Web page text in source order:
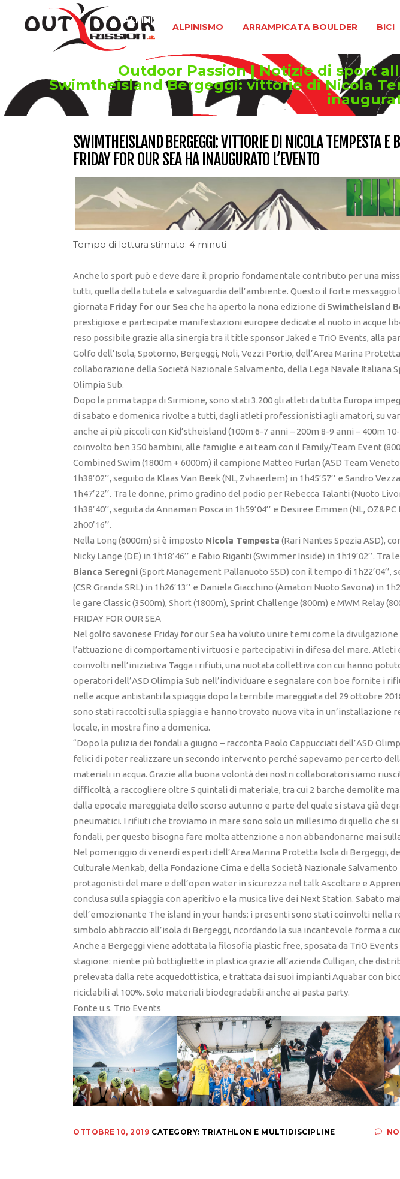
ALPINISMO ARRAMPICATA BOULDER BICI
ALPINISMO
Outdoor Passion | Notizie di sport
Swimtheisland Bergeggi: vittorie di Nicola
SWIMTHEISLAND BERGEGGI: VITTORIE DI NICOLA TEMPESTA E
FRIDAY FOR OUR SEA HA INAUGURATO L’EVENTO
Tempo di lettura stimato: 4 minuti
Anche lo sport può e deve dare il proprio fondamentale contributo per una
tutti, quella della tutela e salvaguardia dell’ambiente. Questo il forte messaggio
giornata Friday for our Sea che ha aperto la nona edizione di Swimtheisland
prestigiose e partecipate manifestazioni europee dedicate al nuoto in acque
reso possibile grazie alla sinergia tra il title sponsor Jaked e TriO Events, alla
Golfo dell’Isola, Spotorno, Bergeggi, Noli, Vezzi Portio, dell’Area Marina
collaborazione della Società Nazionale Salvamento, della Lega Navale Italiana
Olimpia Sub.
Dopo la prima tappa di Sirmione, sono stati 3.200 gli atleti da tutta Europa
di sabato e domenica rivolte a tutti, dagli atleti professionisti agli amatori, su
anche ai più piccoli con Kid’stheisland (100m 6-7 anni – 200m 8-9 anni – 400m
coinvolto ben 350 bambini, alle famiglie e ai team con il Family/Team Event
Combined Swim (1800m + 6000m) il campione Matteo Furlan (ASD Team
1h38’02’’, seguito da Klaas Van Beek (NL, Zvhaerlem) in 1h45’57’’ e Sandro
1h47’22’’. Tra le donne, primo gradino del podio per Rebecca Talanti (Nuoto
1h38’40’’, seguita da Annamari Posca in 1h59’04’’ e Desiree Emmen (NL,
2h00’16’’.
Nella Long (6000m) si è imposto Nicola Tempesta (Rari Nantes Spezia ASD),
Nicky Lange (DE) in 1h18’46’’ e Fabio Riganti (Swimmer Inside) in 1h19’02’’. Tra
Bianca Seregni(Sport Management Pallanuoto SSD) con il tempo di 1h22’04’’,
(CSR Granda SRL) in 1h26’13’’ e Daniela Giacchino (Amatori Nuoto Savona) in
le gare Classic (3500m), Short (1800m), Sprint Challenge (800m) e MWM Relay
FRIDAY FOR OUR SEA
Nel golfo savonese Friday for our Sea ha voluto unire temi come la
l’attuazione di comportamenti virtuosi e partecipativi in difesa del mare. Atleti
coinvolti nell’iniziativa Tagga i rifiuti, una nuotata collettiva con cui hanno
operatori dell’ASD Olimpia Sub nell’individuare e segnalare con boe fornite i
nelle acque antistanti la spiaggia dopo la terribile mareggiata del 29 ottobre
sono stati raccolti sulla spiaggia e hanno trovato nuova vita in un’installazione
locale, in mostra fino a domenica.
“Dopo la pulizia dei fondali a giugno – racconta Paolo Cappucciati dell’ASD
felici di poter realizzare un secondo intervento perché sapevamo per certo
materiali in acqua. Grazie alla buona volontà dei nostri collaboratori siamo
difficoltà, a raccogliere oltre 5 quintali di materiale, tra cui 2 barche demolite
dalla epocale mareggiata dello scorso autunno e parte del quale si stava già
pneumatici. I rifiuti che troviamo in mare sono solo un millesimo di quello che
fondali, per questo bisogna fare molta attenzione a non abbandonarne mai
Nel pomeriggio di venerdì esperti dell’Area Marina Protetta Isola di Bergeggi,
Culturale Menkab, della Fondazione Cima e della Società Nazionale
protagonisti del mare e dell’open water in sicurezza nel talk Ascoltare e
conclusa sulla spiaggia con aperitivo e la musica live dei Next Station. Sabato
dell’emozionante The island in your hands: i presenti sono stati coinvolti nella
simbolo abbraccio all’isola di Bergeggi, ricordando la sua incantevole forma a
Anche a Bergeggi viene adottata la filosofia plastic free, sposata da TriO
stagione: niente più bottigliette in plastica grazie all’azienda Culligan, che
prelevata dalla rete acquedottistica, e trattata dai suoi impianti Aquabar con
riciclabili al 100%. Solo materiali biodegradabili anche ai pasta party.
Fonte u.s. Trio Events
OTTOBRE 10, 2019 CATEGORY: TRIATHLON E MULTIDISCIPLINE